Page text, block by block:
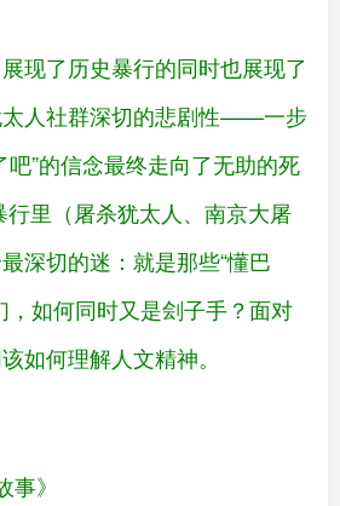
现了历史暴行的同时也展现了
太人社群深切的悲剧性——一步
吧”的信念最终走向了无助的死
里（屠杀犹太人、南京大屠
深切的迷：就是那些“懂巴
，如何同时又是刽子手？面对
如何理解人文精神。
》